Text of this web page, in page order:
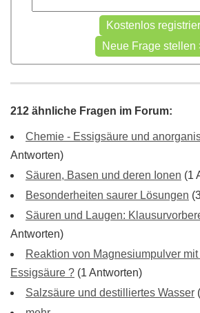
212 ähnliche Fragen im Forum:
Chemie - Essigsäure und
Antworten)
Säuren, Basen und deren Ionen (1
Besonderheiten saurer Lösungen
Säuren und Laugen:
Antworten)
Reaktion von Magnesiumpulver
Essigsäure ? (1 Antworten)
Salzsäure und destilliertes Wasser